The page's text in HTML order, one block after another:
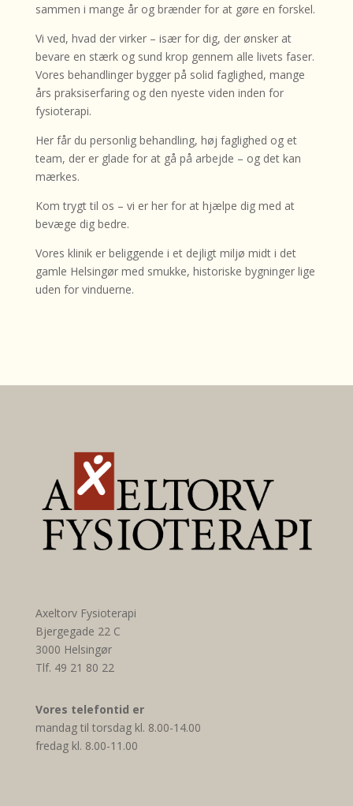
sammen i mange år og brænder for at gøre en forskel.
Vi ved, hvad der virker – især for dig, der ønsker at
bevare en stærk og sund krop gennem alle livets faser.
Vores behandlinger bygger på solid faglighed, mange
års praksiserfaring og den nyeste viden inden for
fysioterapi.
Her får du personlig behandling, høj faglighed og et
team, der er glade for at gå på arbejde – og det kan
mærkes.
Kom trygt til os – vi er her for at hjælpe dig med at
bevæge dig bedre.
Vores klinik er beliggende i et dejligt miljø midt i det
gamle Helsingør med smukke, historiske bygninger lige
uden for vinduerne.
Axeltorv Fysioterapi
Bjergegade 22 C
3000 Helsingør
Tlf. 49 21 80 22
Vores telefontid er
mandag til torsdag kl. 8.00-14.00
fredag kl. 8.00-11.00